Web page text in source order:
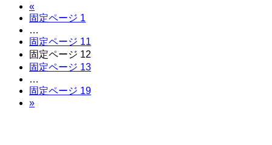
«
固定ページ 1
…
固定ページ 11
固定ページ 12
固定ページ 13
…
固定ページ 19
»